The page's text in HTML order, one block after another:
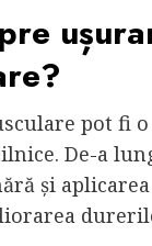
pot fi
De-a
și